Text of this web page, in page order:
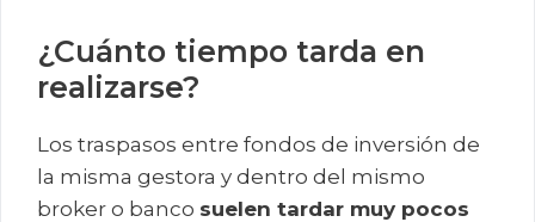
¿Cuánto tiempo tarda en
realizarse?
Los traspasos entre fondos de inversión de
la misma gestora y dentro del mismo
broker o banco suelen tardar muy pocos